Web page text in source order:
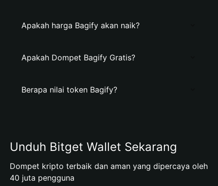
Apakah harga Bagify akan naik?
Apakah Dompet Bagify Gratis?
Berapa nilai token Bagify?
Unduh Bitget Wallet Sekarang
Dompet kripto terbaik dan aman yang dipercaya oleh
40 juta pengguna